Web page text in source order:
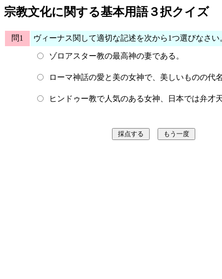
宗教文化に関する基本用語３択クイズ
問1 ヴィーナス関して適切な記述を次から1つ選びなさい
ゾロアスター教の最高神の妻である。
ローマ神話の愛と美の女神で、美しいものの代
ヒンドゥー教で人気のある女神、日本では弁才